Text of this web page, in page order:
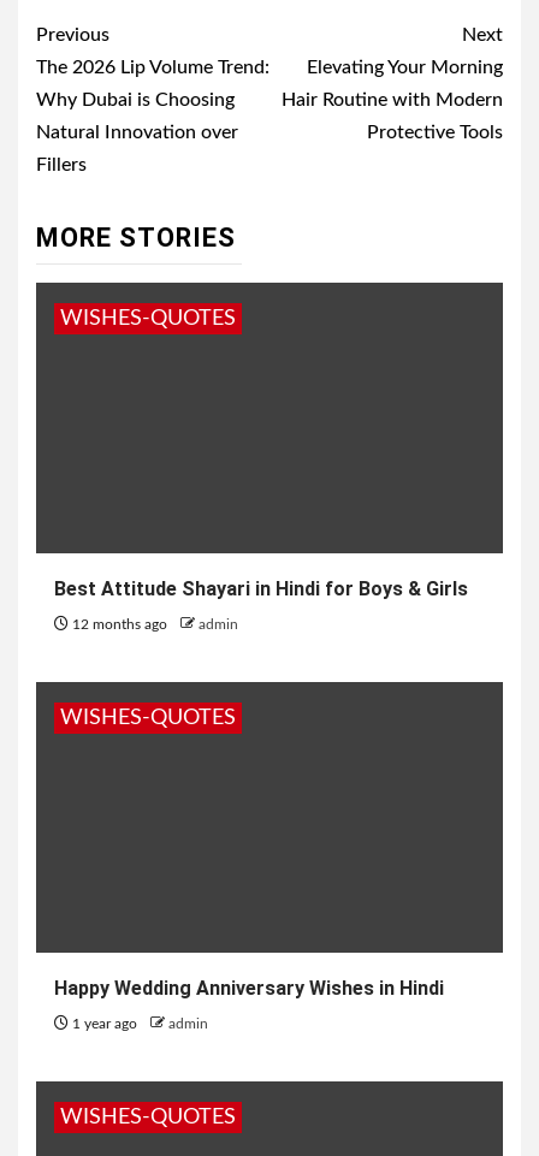
Post
navigation
Previous
The 2026 Lip Volume Trend:
Why Dubai is Choosing
Natural Innovation over
Fillers
Next
Elevating Your Morning
Hair Routine with Modern
Protective Tools
MORE STORIES
WISHES-QUOTES
Best Attitude Shayari in Hindi for Boys & Girls
12 months ago admin
WISHES-QUOTES
Happy Wedding Anniversary Wishes in Hindi
1 year ago admin
WISHES-QUOTES